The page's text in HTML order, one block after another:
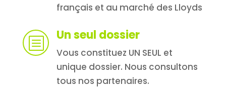
français et au marché des Lloyds
b Un seul dossier
Vous constituez UN SEUL et
unique dossier. Nous consultons
tous nos partenaires.